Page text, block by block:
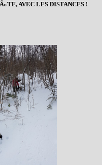
AVEC LES DISTANCES !